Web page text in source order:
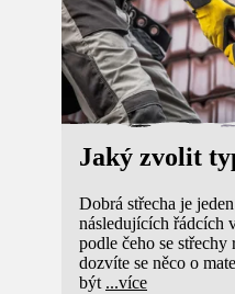
Jaký zvolit
Dobrá střecha je
následujících řádcích
podle čeho se
dozvíte se něco o
být ...více